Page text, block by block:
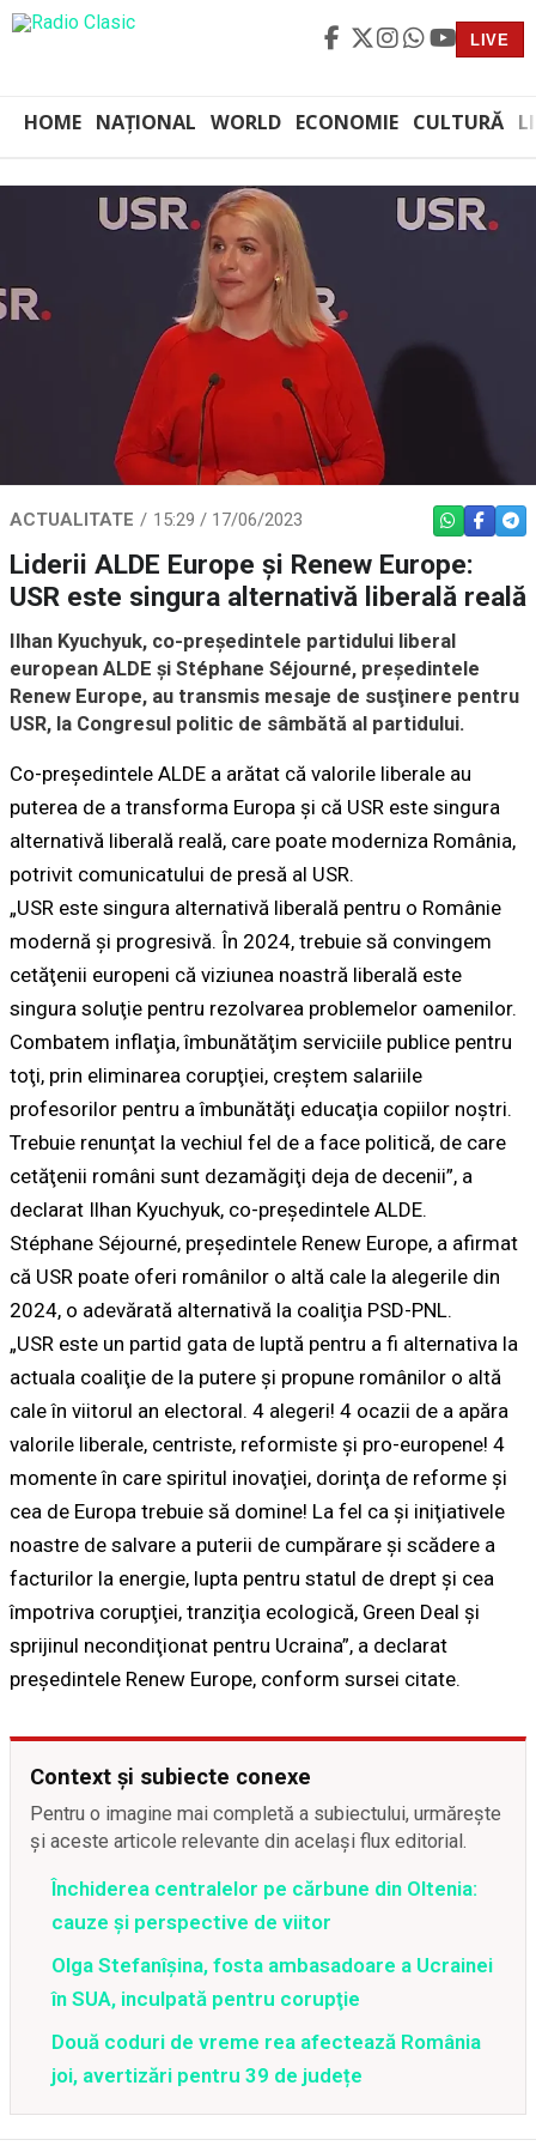
LIVE
HOME NAȚIONAL WORLD ECONOMIE CULTURĂ
ACTUALITATE 15:29 / 17/06/2023 WHATSAPP
Liderii ALDE Europe şi Renew Europe:
USR este singura alternativă liberală reală
Ilhan Kyuchyuk, co-preşedintele partidului liberal
european ALDE şi Stéphane Séjourné, preşedintele
Renew Europe, au transmis mesaje de susţinere pentru
USR, la Congresul politic de sâmbătă al partidului.
Co-preşedintele ALDE a arătat că valorile liberale au
puterea de a transforma Europa şi că USR este singura
alternativă liberală reală, care poate moderniza România,
potrivit comunicatului de presă al USR.
„USR este singura alternativă liberală pentru o Românie
modernă şi progresivă. În 2024, trebuie să convingem
cetăţenii europeni că viziunea noastră liberală este
singura soluţie pentru rezolvarea problemelor oamenilor.
Combatem inflaţia, îmbunătăţim serviciile publice pentru
toţi, prin eliminarea corupţiei, creştem salariile
profesorilor pentru a îmbunătăţi educaţia copiilor noştri.
Trebuie renunţat la vechiul fel de a face politică, de care
cetăţenii români sunt dezamăgiţi deja de decenii”, a
declarat Ilhan Kyuchyuk, co-preşedintele ALDE.
Stéphane Séjourné, preşedintele Renew Europe, a afirmat
că USR poate oferi românilor o altă cale la alegerile din
2024, o adevărată alternativă la coaliţia PSD-PNL.
„USR este un partid gata de luptă pentru a fi alternativa la
actuala coaliţie de la putere şi propune românilor o altă
cale în viitorul an electoral. 4 alegeri! 4 ocazii de a apăra
valorile liberale, centriste, reformiste şi pro-europene! 4
momente în care spiritul inovaţiei, dorinţa de reforme şi
cea de Europa trebuie să domine! La fel ca şi iniţiativele
noastre de salvare a puterii de cumpărare şi scădere a
facturilor la energie, lupta pentru statul de drept şi cea
împotriva corupţiei, tranziţia ecologică, Green Deal şi
sprijinul necondiţionat pentru Ucraina”, a declarat
preşedintele Renew Europe, conform sursei citate.
Context și subiecte conexe
Pentru o imagine mai completă a subiectului, urmărește
și aceste articole relevante din același flux editorial.
Închiderea centralelor pe cărbune din Oltenia:
cauze și perspective de viitor
Olga Stefanîşina, fosta ambasadoare a Ucrainei
în SUA, inculpată pentru corupţie
Două coduri de vreme rea afectează România
joi, avertizări pentru 39 de județe